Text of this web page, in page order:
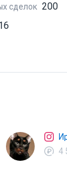
сделок 200
4